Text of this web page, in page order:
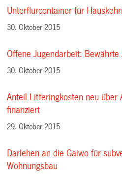
Unterflurcontainer für
30. Oktober 2015
Offene Jugendarbeit:
30. Oktober 2015
Anteil Litteringkosten neu über
finanziert
29. Oktober 2015
Darlehen an die Gaiwo für
Wohnungsbau